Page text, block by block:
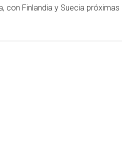
con Finlandia y Suecia próximas